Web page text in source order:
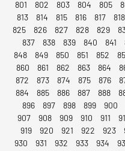
801
802 803 804 805
813
814 815 816 817 818
825
826 827 828 829
837
838 839 840 841
848
849 850 851 852
860
861 862 863 864
872
873 874 875 876
884
885 886 887 888
896
897 898 899 900
907
908 909 910 911
919
920 921 922 923
930
931 932 933 934